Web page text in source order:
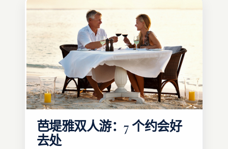
芭堤雅双人游：7 个约会好
去处